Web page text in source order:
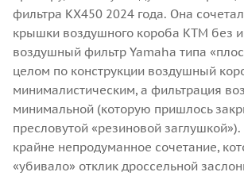
фильтра KX450 2024 года. Она
крышки воздушного короба KTM без
воздушный фильтр Yamaha типа
целом по конструкции воздушный
минималистическим, а фильтрация
минимальной (которую пришлось
пресловутой «резиновой
крайне непродуманное сочетание,
«убивало» отклик дроссельной